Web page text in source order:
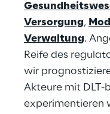
Versorgung,
Verwaltung.
Reife des
wir
Akteure mit DLT-
experimentieren